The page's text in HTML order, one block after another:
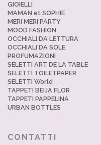
GIOIELLI
MAMAN et SOPHIE
MERI MERI PARTY
MOOD FASHION
OCCHIALI DA LETTURA
OCCHIALI DA SOLE
PROFUMAZIONI
SELETTI ART DE LA TABLE
SELETTI TOILETPAPER
SELETTI World
TAPPETI BEIJA FLOR
TAPPETI PAPPELINA
URBAN BOTTLES
CONTATTI